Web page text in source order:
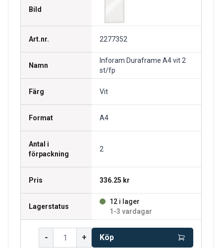
Bild
Art.nr. 2277352
Namn
Inforam Duraframe A4 vit 2
st/fp
Färg Vit
Format A4
Antal i
förpackning
2
Pris 336.25 kr
Lagerstatus
12 i lager
1-3 vardagar
- + Köp